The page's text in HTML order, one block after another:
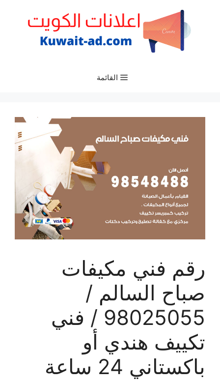
القائمة
رقم فني مكيفات
صباح السالم /
98025055 / فني
تكييف هندي أو
باكستاني 24 ساعة